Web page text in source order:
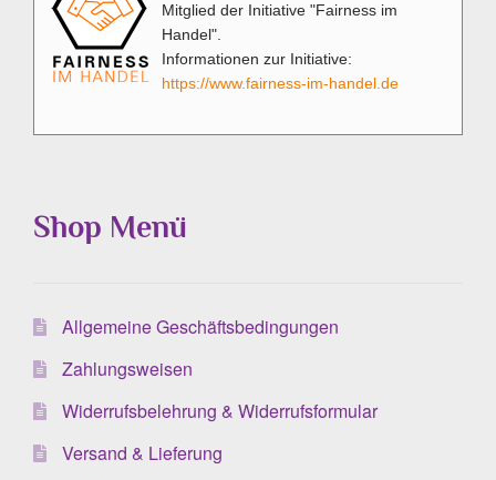
Mitglied der Initiative "Fairness im
Handel".
Informationen zur Initiative:
https://www.fairness-im-handel.de
Shop Menü
Allgemeine Geschäftsbedingungen
Zahlungsweisen
Widerrufsbelehrung & Widerrufsformular
Versand & Lieferung